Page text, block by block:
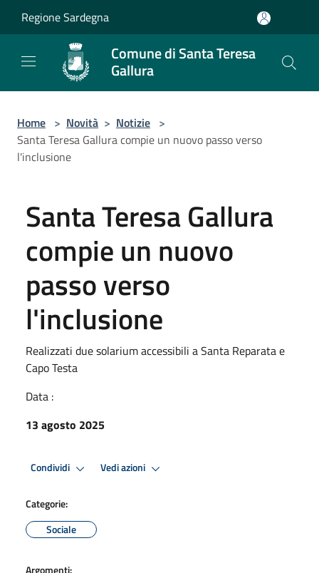
Regione Sardegna
Comune di Santa Teresa
Gallura
Home > Novità > Notizie >
Santa Teresa Gallura compie un nuovo passo verso
l'inclusione
Santa Teresa Gallura
compie un nuovo
passo verso
l'inclusione
Realizzati due solarium accessibili a Santa Reparata e
Capo Testa
Data :
13 agosto 2025
Condividi Vedi azioni
Categorie:
Sociale
Argomenti: